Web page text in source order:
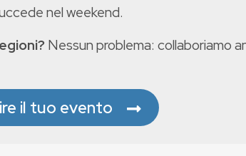
nel weekend.
Nessun problema: collaboriamo
il tuo evento